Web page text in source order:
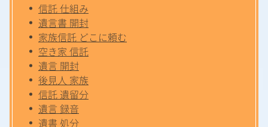
信託 仕組み
遺言書 開封
家族信託 どこに頼む
空き家 信託
遺言 開封
後見人 家族
信託 遺留分
遺言 録音
遺書 処分